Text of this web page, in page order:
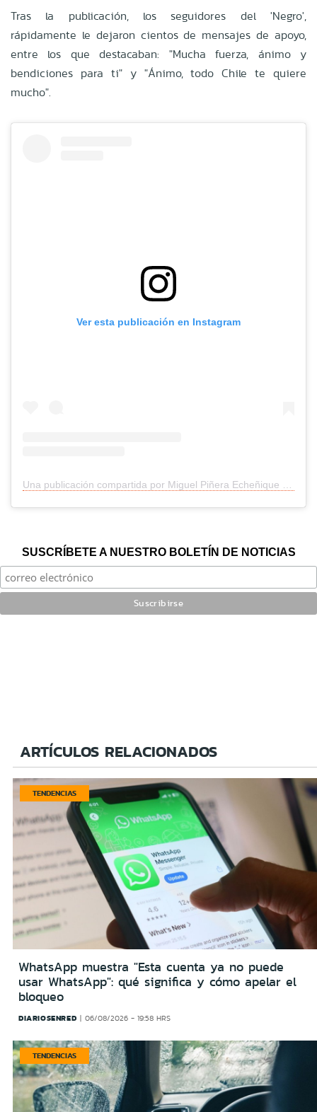
Tras la publicación, los seguidores del 'Negro',
rápidamente le dejaron cientos de mensajes de apoyo,
entre los que destacaban: "Mucha fuerza, ánimo y
bendiciones para ti" y "Ánimo, todo Chile te quiere
mucho".
Ver esta publicación en Instagram
SUSCRÍBETE A NUESTRO BOLETÍN DE NOTICIAS
ARTÍCULOS RELACIONADOS
TENDENCIAS
WhatsApp muestra "Esta cuenta ya no puede
usar WhatsApp": qué significa y cómo apelar el
bloqueo
DIARIOSENRED 06/08/2026 - 19:58 HRS
TENDENCIAS